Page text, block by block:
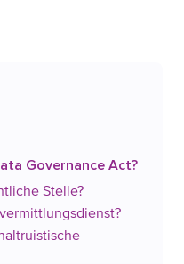
Governance Act?
Stelle?